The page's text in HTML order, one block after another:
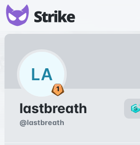
LA
lastbreath
@lastbreath